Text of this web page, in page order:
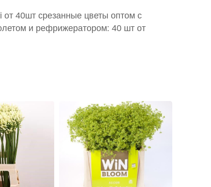
от 40шт срезанные цветы оптом с
и рефрижератором: 40 шт от